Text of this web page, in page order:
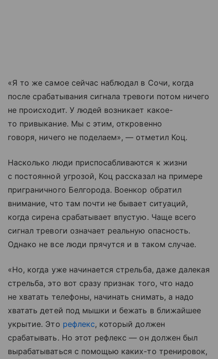
«Я то же самое сейчас наблюдал в Сочи, когда
после срабатывания сигнала тревоги потом ничего
не происходит. У людей возникает какое-
то привыкание. Мы с этим, откровенно
говоря, ничего не поделаем», — отметил Коц.
Насколько люди приспосабливаются к жизни
с постоянной угрозой, Коц рассказал на примере
приграничного Белгорода. Военкор обратил
внимание, что там почти не бывает ситуаций,
когда сирена срабатывает впустую. Чаще всего
сигнал тревоги означает реальную опасность.
Однако не все люди прячутся и в таком случае.
«Но, когда уже начинается стрельба, даже далекая
стрельба, это вот сразу признак того, что надо
не хватать телефоны, начинать снимать, а надо
хватать детей под мышки и бежать в ближайшее
укрытие. Это рефлекс, который должен
срабатывать. Но этот рефлекс — он должен был
вырабатываться с помощью каких-то тренировок,